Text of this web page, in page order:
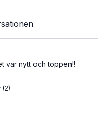
var nytt och toppen!!
(2)